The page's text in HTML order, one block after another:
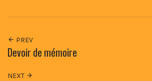
PREV
Devoir de mémoire
NEXT